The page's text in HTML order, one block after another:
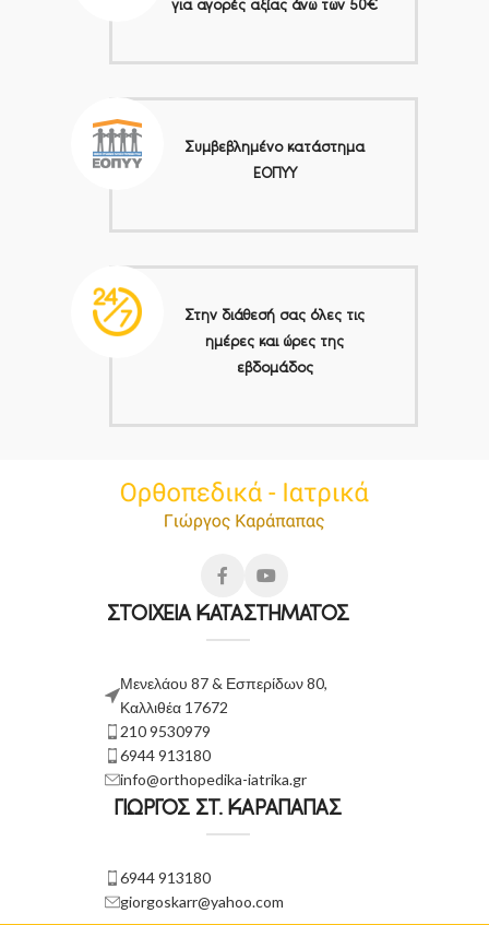
για αγορές αξίας άνω των 50€
Συμβεβλημένο κατάστημα
ΕΟΠΥΥ
Στην διάθεσή σας όλες τις
ημέρες και ώρες της
εβδομάδος
ΣΤΟΙΧΕΙΑ ΚΑΤΑΣΤΗΜΑΤΟΣ
Μενελάου 87 & Εσπερίδων 80,
Καλλιθέα 17672
210 9530979
6944 913180
info@orthopedika-iatrika.gr
ΓΙΩΡΓΟΣ ΣΤ. ΚΑΡΑΠΑΠΑΣ
6944 913180
giorgoskarr@yahoo.com